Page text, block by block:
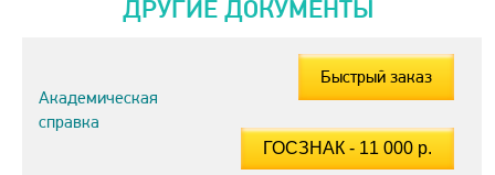
ДРУГИЕ ДОКУМЕНТЫ
Академическая
справка
Быстрый заказ